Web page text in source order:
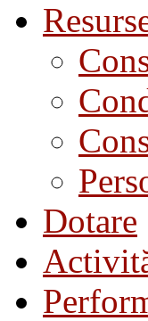
Dotare